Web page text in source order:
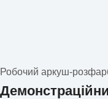
Робочий аркуш-